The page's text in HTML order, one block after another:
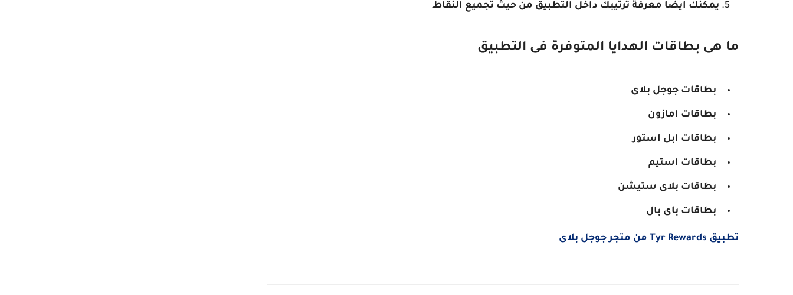
يمكنك ايضا معرفة ترتيبك داخل التطبيق من حيث تجميع النقاط
ما هى بطاقات الهدايا المتوفرة فى التطبيق
بطاقات جوجل بلاى
بطاقات امازون
بطاقات ابل استور
بطاقات استيم
بطاقات بلاى ستيشن
بطاقات باى بال
تطبيق Tyr Rewards من متجر جوجل بلاى